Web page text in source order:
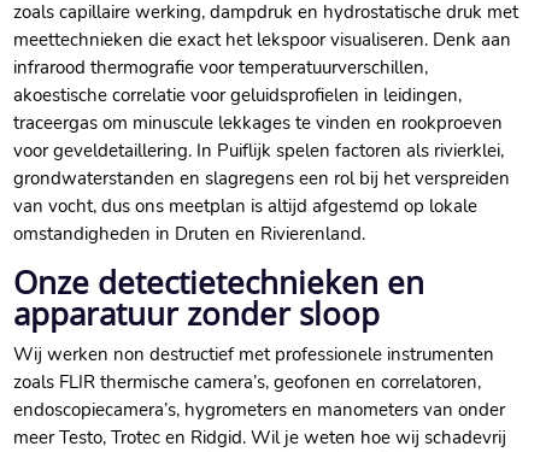
zoals capillaire werking, dampdruk en hydrostatische druk met
meettechnieken die exact het lekspoor visualiseren. Denk aan
infrarood thermografie voor temperatuurverschillen,
akoestische correlatie voor geluidsprofielen in leidingen,
traceergas om minuscule lekkages te vinden en rookproeven
voor geveldetaillering. In Puiflijk spelen factoren als rivierklei,
grondwaterstanden en slagregens een rol bij het verspreiden
van vocht, dus ons meetplan is altijd afgestemd op lokale
omstandigheden in Druten en Rivierenland.
Onze detectietechnieken en
apparatuur zonder sloop
Wij werken non destructief met professionele instrumenten
zoals FLIR thermische camera’s, geofonen en correlatoren,
endoscopiecamera’s, hygrometers en manometers van onder
meer Testo, Trotec en Ridgid. Wil je weten hoe wij schadevrij